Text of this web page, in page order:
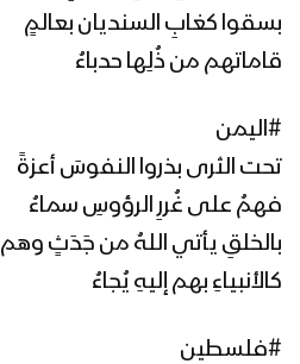
بسقوا كغابِ السنديان بعالمٍ
قاماتهم من ذُلِها حدباءُ
#اليمن
تحت الثرى بذروا النفوسَ أعزةً
فهمُ على غُررِ الرؤوسِ سماءُ
بالخلقِ يأتي اللهُ من جَدَثٍ وهم
كالأنبياءِ بهم إليهِ يُجاءُ
#فلسطين